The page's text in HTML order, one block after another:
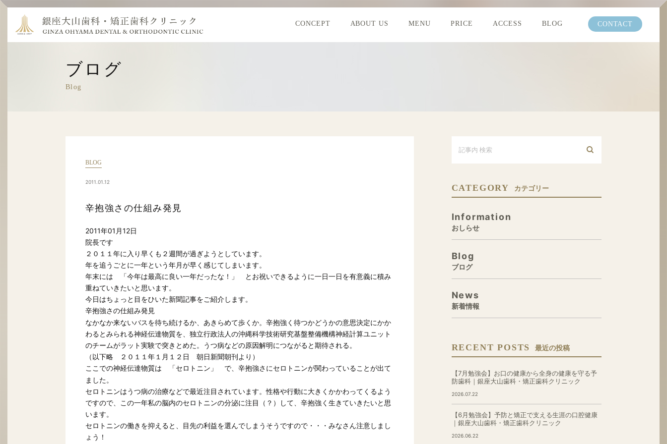
CONCEPT ABOUT US MENU PRICE ACCESS BLOG CONTACT
ブログ
Blog
BLOG
2011.01.12
辛抱強さの仕組み発見
2011年01月12日
院長です
２０１１年に入り早くも２週間が過ぎようとしています。
年を追うごとに一年という年月が早く感じてしまいます。
年末には 「今年は最高に良い一年だったな！」 とお祝いできるように一日一日を有意義に積み
重ねていきたいと思います。
今日はちょっと目をひいた新聞記事をご紹介します。
辛抱強さの仕組み発見
なかなか来ないバスを待ち続けるか、あきらめて歩くか。辛抱強く待つかどうかの意思決定にかか
わるとみられる神経伝達物質を、独立行政法人の沖縄科学技術研究基盤整備機構神経計算ユニット
のチームがラット実験で突きとめた。うつ病などの原因解明につながると期待される。
（以下略 ２０１１年１月１２日 朝日新聞朝刊より）
ここでの神経伝達物質は 「セロトニン」 で、辛抱強さにセロトニンが関わっていることが出て
ました。
セロトニンはうつ病の治療などで最近注目されています。性格や行動に大きくかかわってくるよう
ですので、この一年私の脳内のセロトニンの分泌に注目（？）して、辛抱強く生きていきたいと思
います。
セロトニンの働きを抑えると、目先の利益を選んでしまうそうですので・・・みなさん注意しまし
ょう！
CATEGORY カテゴリー
Information
おしらせ
Blog
ブログ
News
新着情報
RECENT POSTS 最近の投稿
【7月勉強会】お口の健康から全身の健康を守る予
防歯科｜銀座大山歯科・矯正歯科クリニック
2026.07.22
【6月勉強会】予防と矯正で支える生涯の口腔健康
｜銀座大山歯科・矯正歯科クリニック
2026.06.22